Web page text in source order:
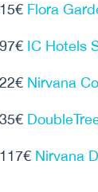
Flora
IC Hotels
Nirvana
Nirvana